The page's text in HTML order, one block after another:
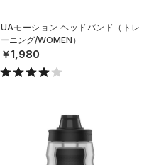
UAモーション ヘッドバンド（トレ
ーニング/WOMEN）
￥1,980